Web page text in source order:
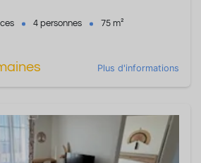
4 personnes 75 m²
Plus d'informations